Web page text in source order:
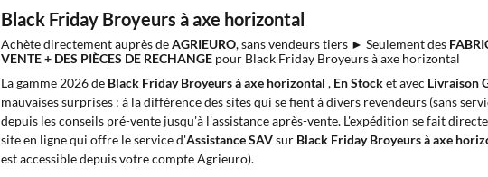
Black Friday Broyeurs à axe horizontal
Achète directement auprès deAGRIEURO, sans vendeurs tiers ► Seulement des
VENTE + DES PIÈCES DE RECHANGE pour Black Friday Broyeurs à axe horizontal
La gamme 2026 de Black Friday Broyeurs à axe horizontal , En Stocket avec Livraison
mauvaises surprises : à la différence des sites qui se fient à divers revendeurs (sans
depuis les conseils pré-vente jusqu'à l'assistance après-vente. L'expédition se fait
site en ligne qui offre le service d'Assistance SAVsur Black Friday Broyeurs à axe
est accessible depuis votre compte Agrieuro).